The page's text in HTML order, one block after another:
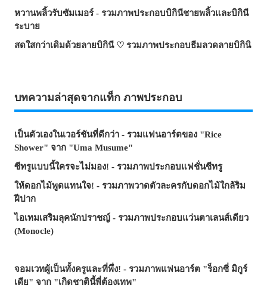
หวานพลิ้วรับซัมเมอร์ - รวมภาพประกอบบิกินีชายพลิ้วและบิกินี
ระบาย
สดใสกว่าเดิมด้วยลายบิกินี ♡ รวมภาพประกอบธีมลวดลายบิกินิ
บทความล่าสุดจากแท็ก ภาพประกอบ
เป็นตัวเองในเวอร์ชันที่ดีกว่า - รวมแฟนอาร์ตของ "Rice
Shower" จาก "Uma Musume"
ซีทรูแบบนี้ใครจะไม่มอง! - รวมภาพประกอบแฟชั่นซีทรู
ให้ดอกไม้พูดแทนใจ! - รวมภาพวาดตัวละครกับดอกไม้ใกล้ริม
ฝีปาก
ไอเทมเสริมลุคนักปราชญ์ - รวมภาพประกอบแว่นตาเลนส์เดียว
(Monocle)
จอมเวทผู้เป็นทั้งครูและที่พึ่ง! - รวมภาพแฟนอาร์ต "ร็อกซี่ มิกูร์
เดีย" จาก "เกิดชาตินี้พี่ต้องเทพ"